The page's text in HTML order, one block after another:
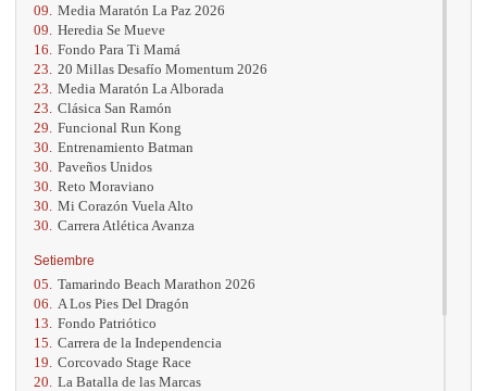
09. Media Maratón La Paz 2026
09. Heredia Se Mueve
16. Fondo Para Ti Mamá
23. 20 Millas Desafío Momentum 2026
23. Media Maratón La Alborada
23. Clásica San Ramón
29. Funcional Run Kong
30. Entrenamiento Batman
30. Paveños Unidos
30. Reto Moraviano
30. Mi Corazón Vuela Alto
30. Carrera Atlética Avanza
Setiembre
05. Tamarindo Beach Marathon 2026
06.
A Los Pies Del Dragón
13. Fondo Patriótico
15. Carrera de la Independencia
19. Corcovado Stage Race
20. La Batalla de las Marcas